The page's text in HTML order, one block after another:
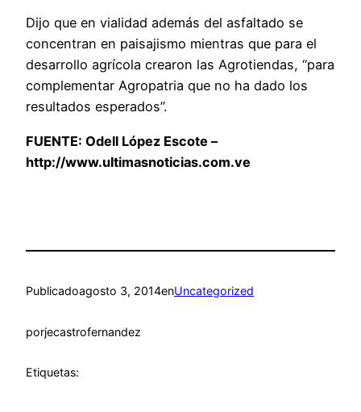
Dijo que en vialidad además del asfaltado se
concentran en paisajismo mientras que para el
desarrollo agrícola crearon las Agrotiendas, “para
complementar Agropatria que no ha dado los
resultados esperados”.
FUENTE: Odell López Escote –
http://www.ultimasnoticias.com.ve
Publicadoagosto 3, 2014enUncategorized
porjecastrofernandez
Etiquetas: